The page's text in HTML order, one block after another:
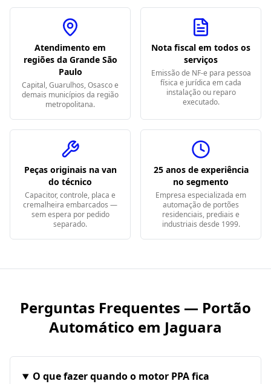
Atendimento em
regiões da Grande São
Paulo
Capital, Guarulhos, Osasco e
demais municípios da região
metropolitana.
Nota fiscal em todos os
serviços
Emissão de NF-e para pessoa
física e jurídica em cada
instalação ou reparo
executado.
Peças originais na van
do técnico
Capacitor, controle, placa e
cremalheira embarcados —
sem espera por pedido
separado.
25 anos de experiência
no segmento
Empresa especializada em
automação de portões
residenciais, prediais e
industriais desde 1999.
Perguntas Frequentes — Portão
Automático em Jaguara
O que fazer quando o motor PPA fica